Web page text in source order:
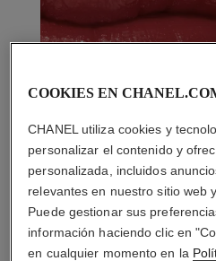
COOKIES EN
CHANEL utiliza cookies y
personalizar el contenido y
personalizada, incluidos
relevantes en nuestro sitio web
Puede gestionar sus
información haciendo clic en
en cualquier momento en la